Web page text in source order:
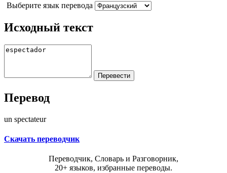
Выберите язык перевода
Исходный текст
Перевод
un spectateur
Скачать переводчик
Переводчик, Словарь и Разговорник,
20+ языков, избранные переводы.